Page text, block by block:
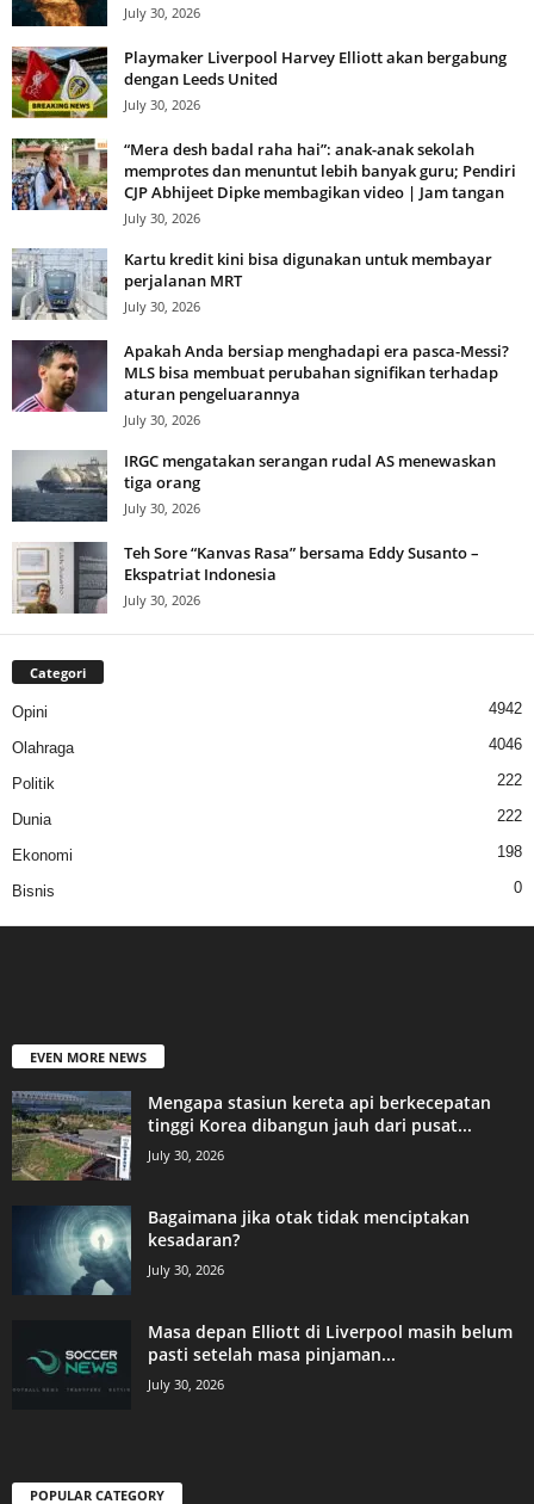
July 30, 2026
Playmaker Liverpool Harvey Elliott akan bergabung
dengan Leeds United
July 30, 2026
“Mera desh badal raha hai”: anak-anak sekolah
memprotes dan menuntut lebih banyak guru; Pendiri
CJP Abhijeet Dipke membagikan video | Jam tangan
July 30, 2026
Kartu kredit kini bisa digunakan untuk membayar
perjalanan MRT
July 30, 2026
Apakah Anda bersiap menghadapi era pasca-Messi?
MLS bisa membuat perubahan signifikan terhadap
aturan pengeluarannya
July 30, 2026
IRGC mengatakan serangan rudal AS menewaskan
tiga orang
July 30, 2026
Teh Sore “Kanvas Rasa” bersama Eddy Susanto –
Ekspatriat Indonesia
July 30, 2026
Categori
Opini 4942
Olahraga 4046
Politik 222
Dunia 222
Ekonomi 198
Bisnis 0
EVEN MORE NEWS
Mengapa stasiun kereta api berkecepatan
tinggi Korea dibangun jauh dari pusat...
July 30, 2026
Bagaimana jika otak tidak menciptakan
kesadaran?
July 30, 2026
Masa depan Elliott di Liverpool masih belum
pasti setelah masa pinjaman...
July 30, 2026
POPULAR CATEGORY